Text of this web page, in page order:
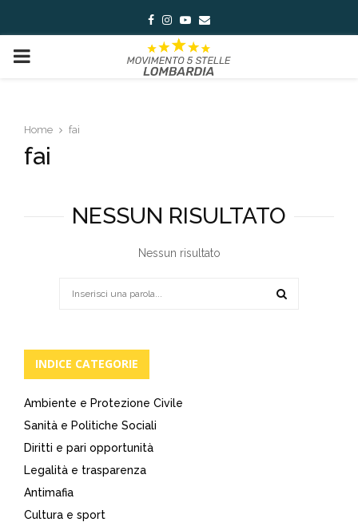
Facebook
Instagram
Youtube
Email
PRIMARY
Home fai
fai
NESSUN RISULTATO
Nessun risultato
INDICE CATEGORIE
Ambiente e Protezione Civile
Sanità e Politiche Sociali
Diritti e pari opportunità
Legalità e trasparenza
Antimafia
Cultura e sport